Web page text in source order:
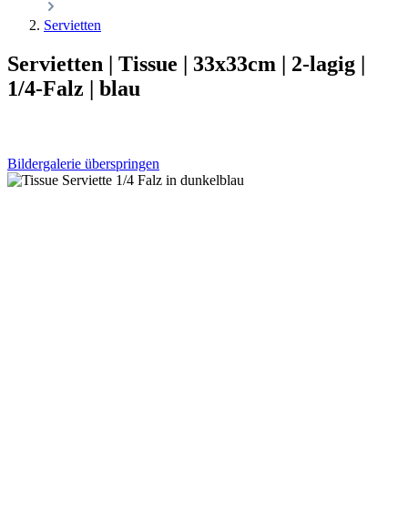
Servietten
Servietten | Tissue | 33x33cm | 2-lagig |
1/4-Falz | blau
Bildergalerie überspringen